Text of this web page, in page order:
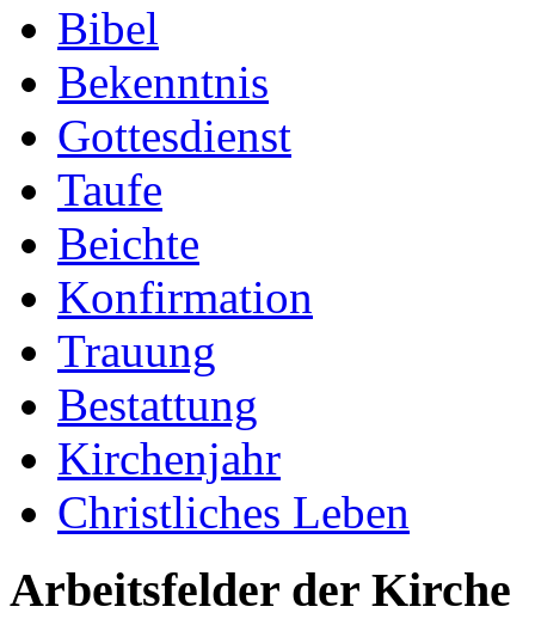
Bibel
Bekenntnis
Gottesdienst
Taufe
Beichte
Konfirmation
Trauung
Bestattung
Kirchenjahr
Christliches Leben
Arbeitsfelder der Kirche